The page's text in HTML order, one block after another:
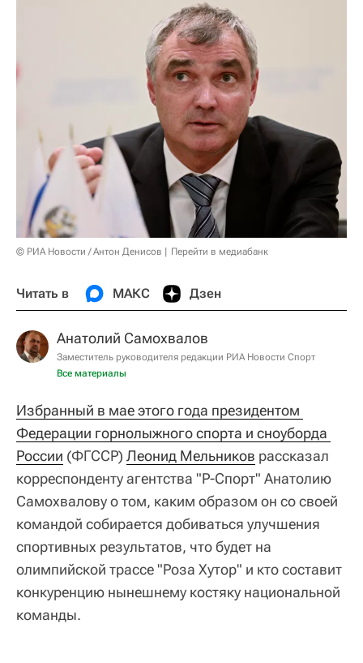
© РИА Новости / Антон Денисов Перейти в медиабанк
Читать в МАКС Дзен
Анатолий Самохвалов
Заместитель руководителя редакции РИА Новости Спорт
Все материалы
Избранный в мае этого года президентом
Федерации горнолыжного спорта и сноуборда
России (ФГССР) Леонид Мельников рассказал
корреспонденту агентства "Р-Спорт" Анатолию
Самохвалову о том, каким образом он со своей
командой собирается добиваться улучшения
спортивных результатов, что будет на
олимпийской трассе "Роза Хутор" и кто составит
конкуренцию нынешнему костяку национальной
команды.